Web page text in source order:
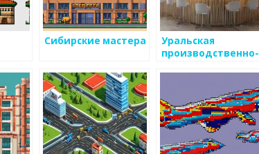
Сибирские мастера
Уральская
производственно-